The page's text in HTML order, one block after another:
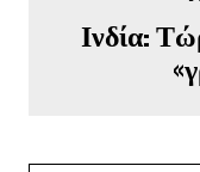
Ινδία: